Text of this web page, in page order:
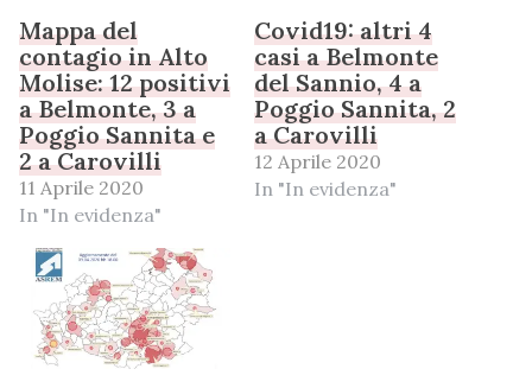
Mappa del
contagio in Alto
Molise: 12 positivi
a Belmonte, 3 a
Poggio Sannita e
2 a Carovilli
11 Aprile 2020
In "In evidenza"
Covid19: altri 4
casi a Belmonte
del Sannio, 4 a
Poggio Sannita, 2
a Carovilli
12 Aprile 2020
In "In evidenza"